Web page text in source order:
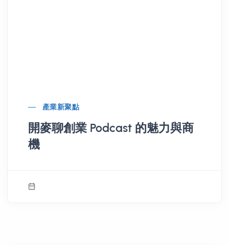
產業新聚點
開麥聊創業 Podcast 的魅力與商
機